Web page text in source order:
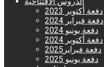
دفعة أكتوبر 2023
دفعة فبراير 2024
دفعة يونيو 2024
دفعة أكتوبر 2024
دفعة فبراير2025
دفعة يونيو 2025